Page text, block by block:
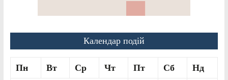
Календар подій
Пн Вт Ср Чт Пт Сб Нд